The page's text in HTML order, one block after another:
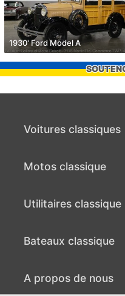
1930' Ford Model A
Voitures classiques
Motos classique
Utilitaires classique
Bateaux classique
A propos de nous